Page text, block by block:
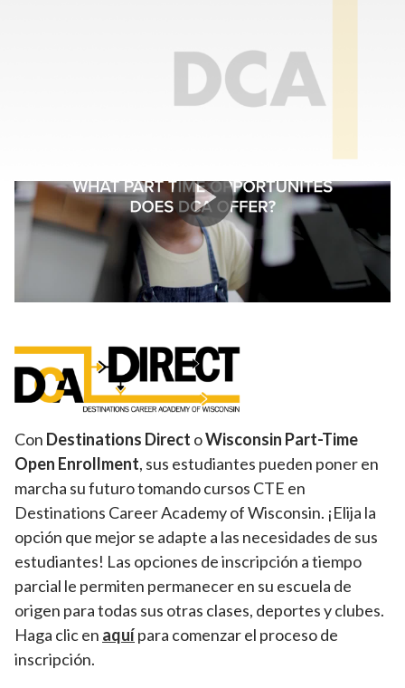
Con Destinations Direct oWisconsin Part-Time
Open Enrollment, sus estudiantes pueden poner en
marcha su futuro tomando cursos CTE en
Destinations Career Academy of Wisconsin. ¡Elija la
opción que mejor se adapte a las necesidades de sus
estudiantes! Las opciones de inscripción a tiempo
parcial le permiten permanecer en su escuela de
origen para todas sus otras clases, deportes y clubes.
Haga clic en aquípara comenzar el proceso de
inscripción.